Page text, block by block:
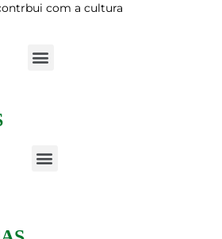
com a cultura